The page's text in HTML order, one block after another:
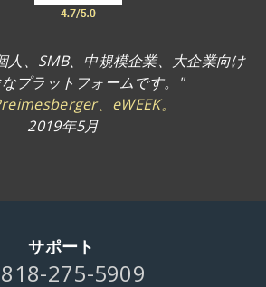
人、SMB、中規模企業、大企業向け
プラットフォームです。"
、eWEEK。
2019年5月
サポート
275-5909